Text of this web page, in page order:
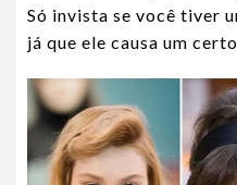
Só invista se você tiver
já que ele causa um